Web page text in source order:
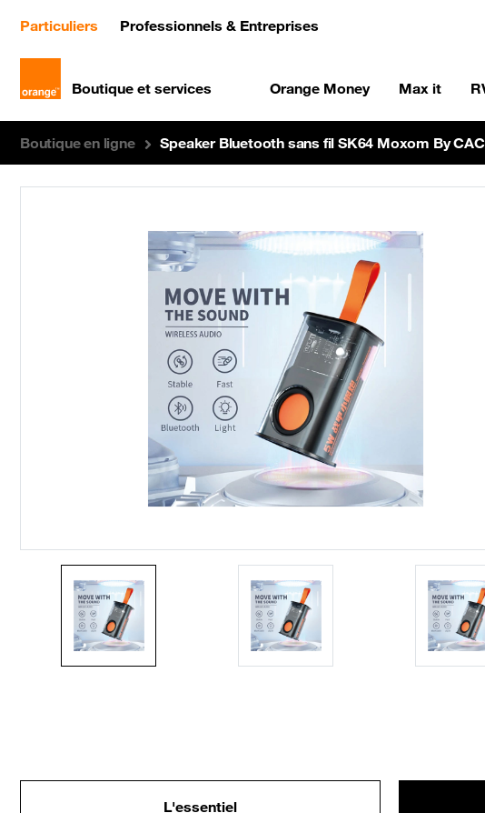
Particuliers (current)
Professionnels & Entreprises
Boutique et services Orange Money Max it
Boutique en ligne Speaker Bluetooth sans fil SK64 Moxom By CAC
L'essentiel